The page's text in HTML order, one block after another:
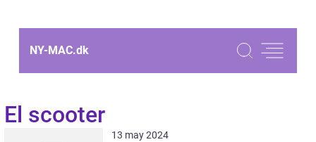
NY-MAC.dk
El scooter
13 may 2024